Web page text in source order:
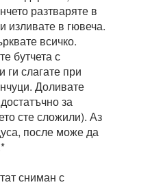
разтваряте в
изливате в гювеча.
всичко.
бутчета с
ги слагате при
Доливате
за
сте сложили). Аз
после може да
сниман с